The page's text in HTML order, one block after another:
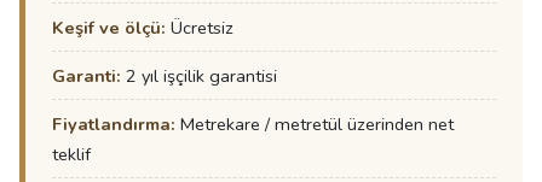
Keşif ve ölçü: Ücretsiz
Garanti: 2 yıl işçilik garantisi
Fiyatlandırma: Metrekare / metretül üzerinden net
teklif